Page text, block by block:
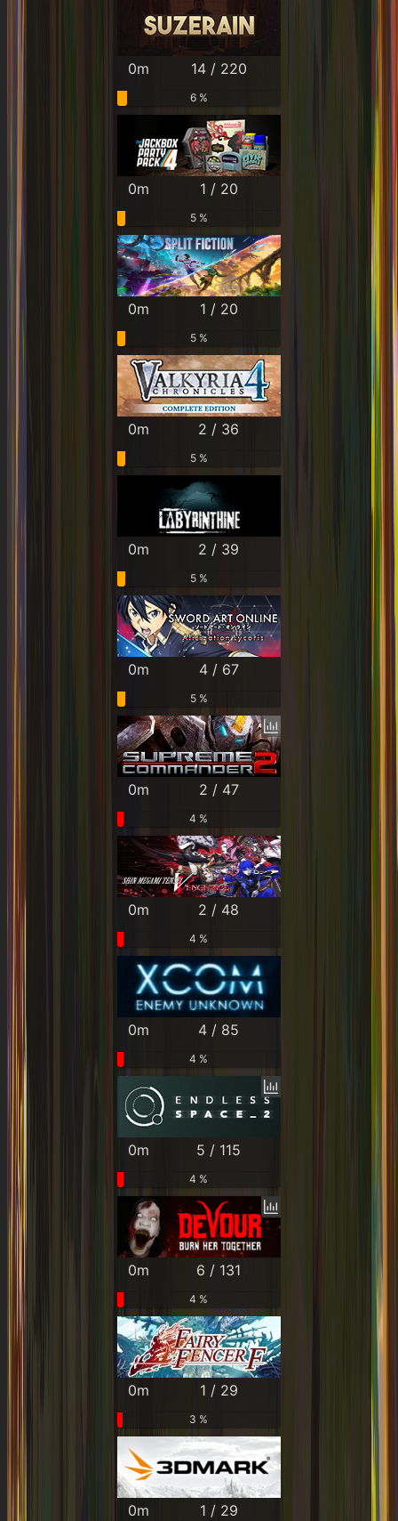
0m 14 / 220
6 %
0m 1 / 20
5 %
0m 1 / 20
5 %
0m 2 / 36
5 %
0m 2 / 39
5 %
0m 4 / 67
5 %
0m 2 / 47
4 %
0m 2 / 48
4 %
0m 4 / 85
4 %
0m 5 / 115
4 %
0m 6 / 131
4 %
0m 1 / 29
3 %
0m 1 / 29